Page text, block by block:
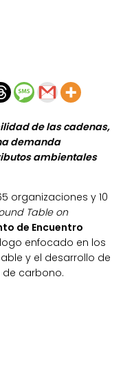
de las cadenas,
demanda
ambientales
organizaciones y 10
Table on
de Encuentro
enfocado en los
y el desarrollo de
carbono.